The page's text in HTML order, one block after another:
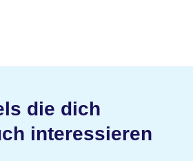
die dich
interessieren